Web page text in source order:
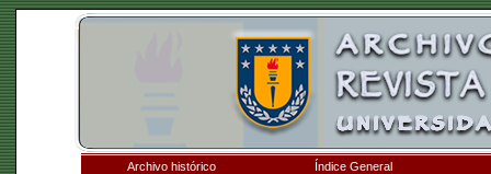
Archivo histórico Índice General